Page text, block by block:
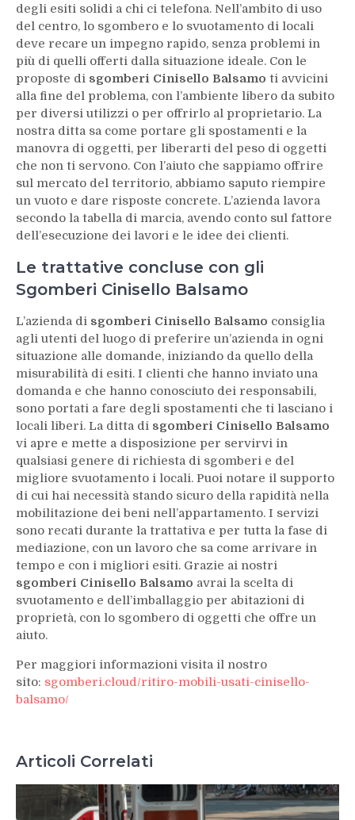
degli esiti solidi a chi ci telefona. Nell’ambito di uso
del centro, lo sgombero e lo svuotamento di locali
deve recare un impegno rapido, senza problemi in
più di quelli offerti dalla situazione ideale. Con le
proposte di sgomberi Cinisello Balsamo ti avvicini
alla fine del problema, con l’ambiente libero da subito
per diversi utilizzi o per offrirlo al proprietario. La
nostra ditta sa come portare gli spostamenti e la
manovra di oggetti, per liberarti del peso di oggetti
che non ti servono. Con l’aiuto che sappiamo offrire
sul mercato del territorio, abbiamo saputo riempire
un vuoto e dare risposte concrete. L’azienda lavora
secondo la tabella di marcia, avendo conto sul fattore
dell’esecuzione dei lavori e le idee dei clienti.
Le trattative concluse con gli
Sgomberi Cinisello Balsamo
L’azienda di sgomberi Cinisello Balsamo consiglia
agli utenti del luogo di preferire un’azienda in ogni
situazione alle domande, iniziando da quello della
misurabilità di esiti. I clienti che hanno inviato una
domanda e che hanno conosciuto dei responsabili,
sono portati a fare degli spostamenti che ti lasciano i
locali liberi. La ditta di sgomberi Cinisello Balsamo
vi apre e mette a disposizione per servirvi in
qualsiasi genere di richiesta di sgomberi e del
migliore svuotamento i locali. Puoi notare il supporto
di cui hai necessità stando sicuro della rapidità nella
mobilitazione dei beni nell’appartamento. I servizi
sono recati durante la trattativa e per tutta la fase di
mediazione, con un lavoro che sa come arrivare in
tempo e con i migliori esiti. Grazie ai nostri
sgomberi Cinisello Balsamo avrai la scelta di
svuotamento e dell’imballaggio per abitazioni di
proprietà, con lo sgombero di oggetti che offre un
aiuto.
Per maggiori informazioni visita il nostro
sito: sgomberi.cloud/ritiro-mobili-usati-cinisello-
balsamo/
Articoli Correlati